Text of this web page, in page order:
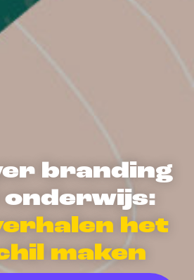
branding
onderwijs:
het
maken